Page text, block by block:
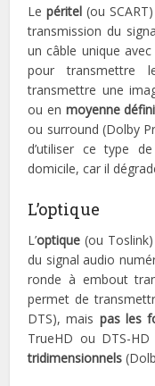
Lepéritel (ou
transmission du
un câble unique
pour transmettre
transmettre une
ou en moyenne
ou surround (Dolby
d’utiliser ce type
domicile, car il
L’optique
L’optique (ou
du signal audio
ronde à embout
permet de
DTS), mais pas les
TrueHD ou DTS-
tridimensionnels